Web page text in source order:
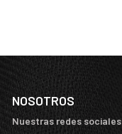
NOSOTROS
Nuestras redes sociales